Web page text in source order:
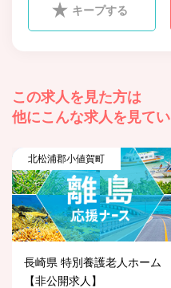
キープする
この求人を見た方は
他にこんな求人を見て
北松浦郡小値賀町
長崎県 特別養護老人ホーム
【非公開求人】